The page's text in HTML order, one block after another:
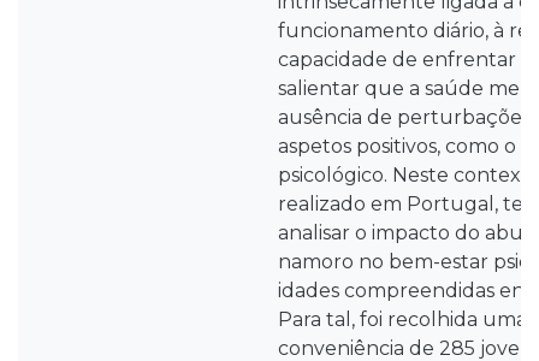
funcionamento diário, à
capacidade de enfrentar
salientar que a saúde
ausência de
aspetos positivos, como o
psicológico. Neste
realizado em Portugal,
analisar o impacto do
namoro no bem-estar
idades compreendidas
Para tal, foi recolhida uma
conveniência de 285 jovens